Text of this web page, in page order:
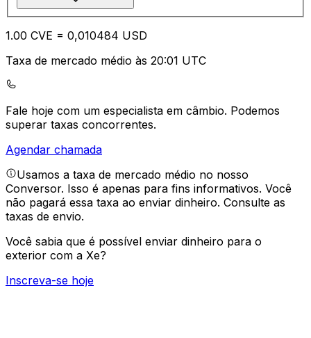
1.00 CVE = 0,010484 USD
Taxa de mercado médio às 20:01 UTC
Fale hoje com um especialista em câmbio. Podemos
superar taxas concorrentes.
Agendar chamada
Usamos a taxa de mercado médio no nosso
Conversor. Isso é apenas para fins informativos. Você
não pagará essa taxa ao enviar dinheiro. Consulte as
taxas de envio.
Você sabia que é possível enviar dinheiro para o
exterior com a Xe?
Inscreva-se hoje